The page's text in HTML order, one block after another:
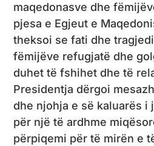
maqedonasve dhe
pjesa e Egjeut e
theksoi se fati dhe
fëmijëve refugjatë dhe
duhet të fshihet dhe të
Presidentja dërgoi
dhe njohja e së kaluarës i
​​për një të ardhme
përpiqemi për të mirën e